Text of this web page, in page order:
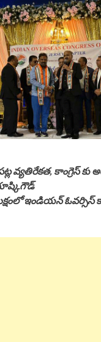
కాంగ్రెస్ కు
ఇండియన్ ఓవర్సిస్